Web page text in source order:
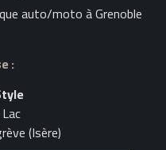
auto/moto à Grenoble
:
(Isère)